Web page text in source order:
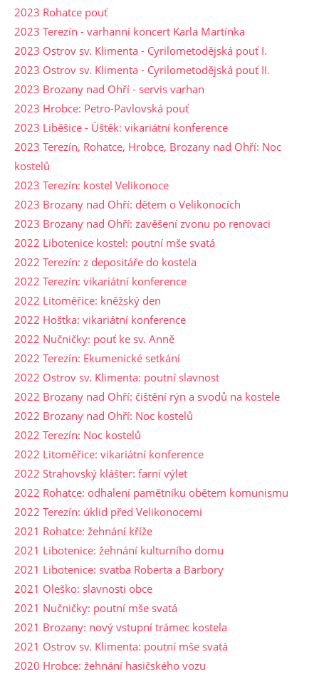
2023 Rohatce pouť
2023 Terezín - varhanní koncert Karla Martínka
2023 Ostrov sv. Klimenta - Cyrilometodějská pouť I.
2023 Ostrov sv. Klimenta - Cyrilometodějská pouť II.
2023 Brozany nad Ohří - servis varhan
2023 Hrobce: Petro-Pavlovská pouť
2023 Liběšice - Úštěk: vikariátní konference
2023 Terezín, Rohatce, Hrobce, Brozany nad Ohří: Noc
kostelů
2023 Terezín: kostel Velikonoce
2023 Brozany nad Ohří: dětem o Velikonocích
2023 Brozany nad Ohří: zavěšení zvonu po renovaci
2022 Libotenice kostel: poutní mše svatá
2022 Terezín: z depositáře do kostela
2022 Terezín: vikariátní konference
2022 Litoměřice: kněžský den
2022 Hoštka: vikariátní konference
2022 Nučničky: pouť ke sv. Anně
2022 Terezín: Ekumenické setkání
2022 Ostrov sv. Klimenta: poutní slavnost
2022 Brozany nad Ohří: čištění rýn a svodů na kostele
2022 Brozany nad Ohří: Noc kostelů
2022 Terezín: Noc kostelů
2022 Litoměřice: vikariátní konference
2022 Strahovský klášter: farní výlet
2022 Rohatce: odhalení pamětníku obětem komunismu
2022 Terezín: úklid před Velikonocemi
2021 Rohatce: žehnání kříže
2021 Libotenice: žehnání kulturního domu
2021 Libotenice: svatba Roberta a Barbory
2021 Oleško: slavnosti obce
2021 Nučničky: poutní mše svatá
2021 Brozany: nový vstupní trámec kostela
2021 Ostrov sv. Klimenta: poutní mše svatá
2020 Hrobce: žehnání hasičského vozu